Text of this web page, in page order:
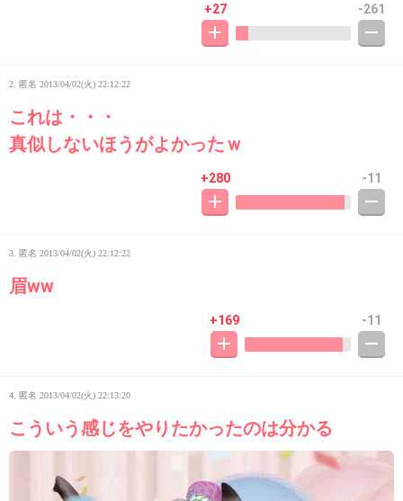
+27 -261
2. 匿名 2013/04/02(火) 22:12:22
これは・・・
真似しないほうがよかったｗ
+280 -11
3. 匿名 2013/04/02(火) 22:12:22
眉ww
+169 -11
4. 匿名 2013/04/02(火) 22:13:20
こういう感じをやりたかったのは分かる